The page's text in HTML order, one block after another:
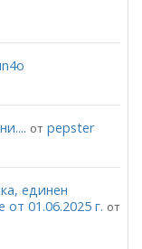
от pepster
единен
01.06.2025 г. от